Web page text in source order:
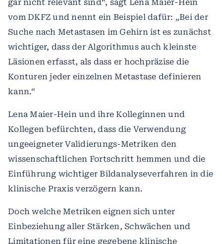
gar nicht relevant sind“, sagt Lena Maier-Hein
vom DKFZ und nennt ein Beispiel dafür: „Bei der
Suche nach Metastasen im Gehirn ist es zunächst
wichtiger, dass der Algorithmus auch kleinste
Läsionen erfasst, als dass er hochpräzise die
Konturen jeder einzelnen Metastase definieren
kann.“
Lena Maier-Hein und ihre Kolleginnen und
Kollegen befürchten, dass die Verwendung
ungeeigneter Validierungs-Metriken den
wissenschaftlichen Fortschritt hemmen und die
Einführung wichtiger Bildanalyseverfahren in die
klinische Praxis verzögern kann.
Doch welche Metriken eignen sich unter
Einbeziehung aller Stärken, Schwächen und
Limitationen für eine gegebene klinische